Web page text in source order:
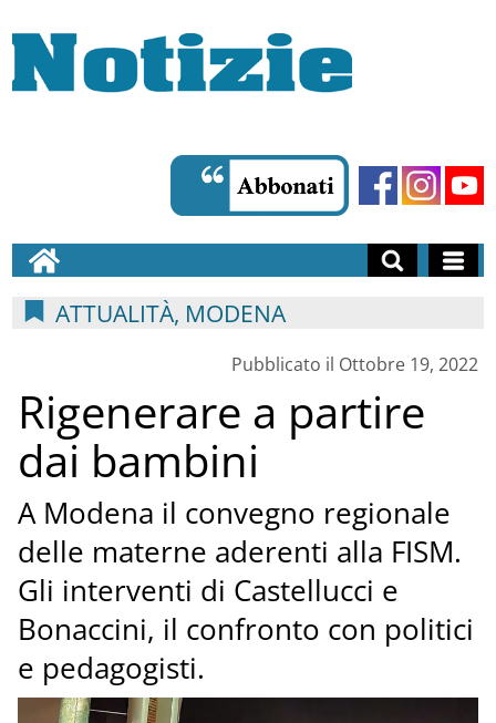
ATTUALITÀ, MODENA
Pubblicato il Ottobre 19, 2022
Rigenerare a partire
dai bambini
A Modena il convegno regionale
delle materne aderenti alla FISM.
Gli interventi di Castellucci e
Bonaccini, il confronto con politici
e pedagogisti.